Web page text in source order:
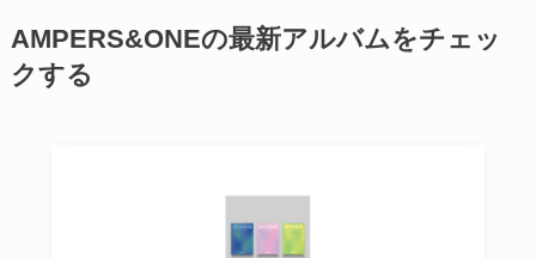
AMPERS&ONEの最新アルバムをチェッ
クする